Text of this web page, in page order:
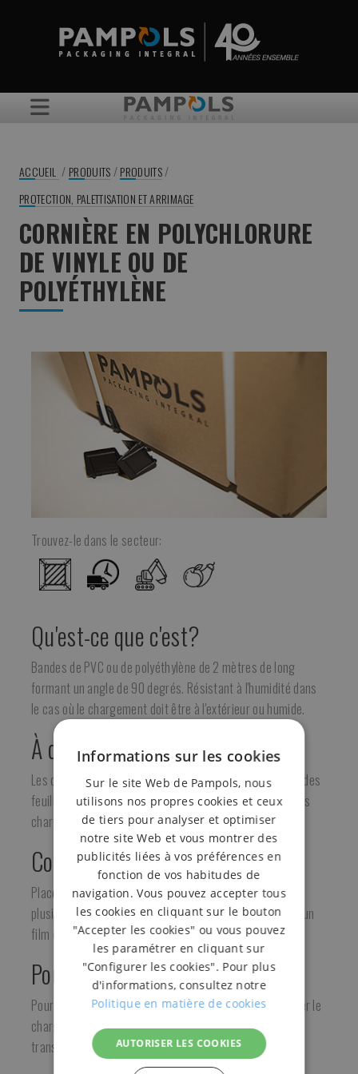
ACCUEIL / PRODUITS /PRODUITS/
PROTECTION, PALETTISATION ET ARRIMAGE
CORNIÈRE EN POLYCHLORURE
DE VINYLE OU DE
POLYÉTHYLÈNE
Trouvez-le dans le secteur:
Qu'est-ce que c'est?
Bandes de PVC ou de polyéthylène de 2 mètres de long
formant un angle de 90 degrés. Résistant à l'humidité dans
le cas où le chargement doit être à l'extérieur ou humide.
À quoi servent-ils?
Les cornières en PVC ou en polyéthylène s'utilisent avec des
feuillards ou des films étirables et servent à stabiliser les
charges placées aux quatre coins.
Comment les utilise-t-on?
Placez-les sur les coins de la palette puis fixez-les avec
plusieurs points de feuillard ou emballez la palette dans un
film étirable.
Pour qui?
Pour toute entreprise qui a besoin de stabiliser et de fixer le
chargement sur des palettes pour qu'elles puissent être
transportées sans être mouillées.
Informations sur les cookies
Sur le site Web de Pampols, nous
utilisons nos propres cookies et ceux
de tiers pour analyser et optimiser
notre site Web et vous montrer des
publicités liées à vos préférences en
fonction de vos habitudes de
navigation. Vous pouvez accepter tous
les cookies en cliquant sur le bouton
"Accepter les cookies" ou vous pouvez
les paramétrer en cliquant sur
"Configurer les cookies". Pour plus
d'informations, consultez notre
Politique en matière de cookies
AUTORISER LES COOKIES